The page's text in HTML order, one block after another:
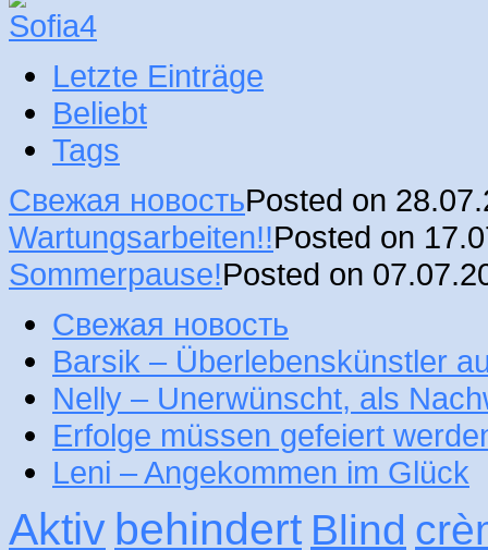
Letzte Einträge
Beliebt
Tags
Свежая новостьPosted on
Wartungsarbeiten!!Posted on
Sommerpause!Posted on
Свежая новость
Barsik – Überlebenskünstler
Nelly – Unerwünscht, als
Erfolge müssen gefeiert
Leni – Angekommen im Glück
Aktiv behindert Blind